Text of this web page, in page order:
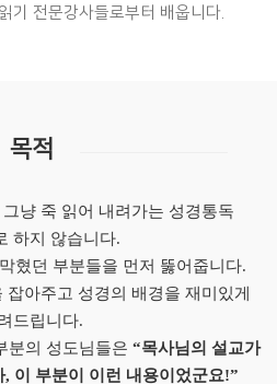
기 전문강사들로부터 배웁니다.
목적
냥 죽 읽어 내려가는 성경통독
하지 않습니다.
혔던 부분들을 먼저 뚫어줍니다.
아주고 성경의 배경을 재미있게
드립니다.
분의 성도님들은 “목사님의 설교가
이 부분이 이런 내용이었군요!”